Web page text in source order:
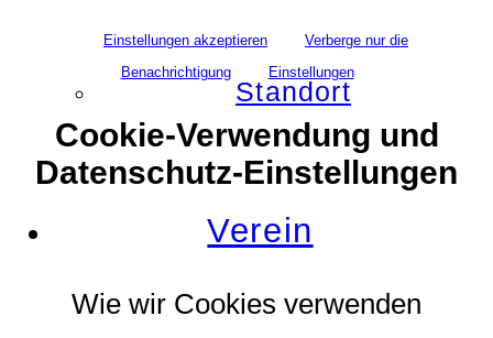
Standort
Verein
Einstellungen akzeptieren
Verberge nur die
Benachrichtigung
Einstellungen
Cookie-Verwendung und
Datenschutz-Einstellungen
Wie wir Cookies verwenden